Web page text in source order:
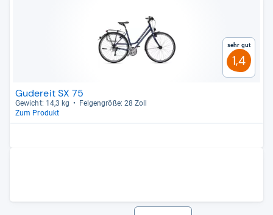
Sehr gut
1,4
Gudereit SX 75
Gewicht: 14,3 kg
Fel­gen­größe: 28 Zoll
Zum Produkt